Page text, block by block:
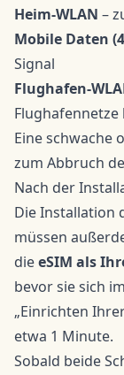
Heim-WLAN –
Mobile Daten
Signal
Flughafen-
Eine schwache
zum Abbruch
Nach der
Die Installation
müssen
dieeSIM als
bevor sie sich
„Einrichten
etwa 1 Minute.
Sobald beide